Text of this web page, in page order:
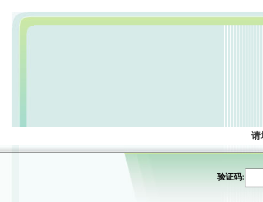
请
验证码: